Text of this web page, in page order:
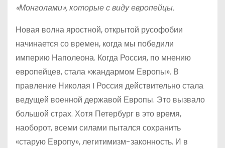
«Монголами», которые с виду европейцы.
Новая волна яростной, открытой русофобии
начинается со времен, когда мы победили
империю Наполеона. Когда Россия, по мнению
европейцев, стала «жандармом Европы». В
правление Николая I Россия действительно стала
ведущей военной державой Европы. Это вызвало
большой страх. Хотя Петербург в это время,
наоборот, всеми силами пытался сохранить
«старую Европу», легитимизм-законность. И в